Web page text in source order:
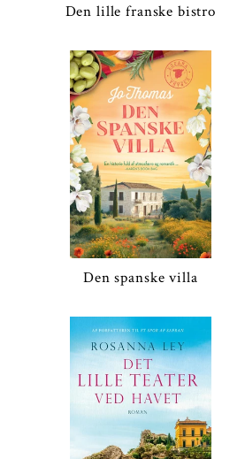
Den lille franske bistro
Den spanske villa